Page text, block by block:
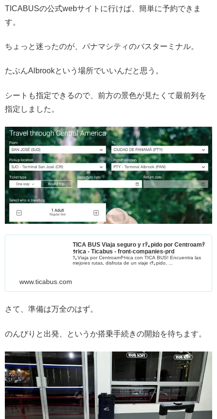
TICABUSの公式webサイトに行けば、簡単に予約できま
す。
ちょっと迷ったのが、パナマシティのバスターミナル。
たぶんAlbrookという場所でいいんだと思う。
シートも指定できるので、前方の景色が見たくて最前列を
指定しました。
TICA BUS Viaja seguro y rﾃ｡pido por Centroamﾃ
ｩrica - Ticabus - front-companies-prd
ﾂ｡Viaja por Centroamﾃｩrica con TICA BUS! Encuentra las
mejores rutas, disfruta de un viaje rﾃ｡pido, ...
www.ticabus.com
さて、準備は万全のはず。
のんびりと出発、というか搭乗手続きの開始を待ちます。